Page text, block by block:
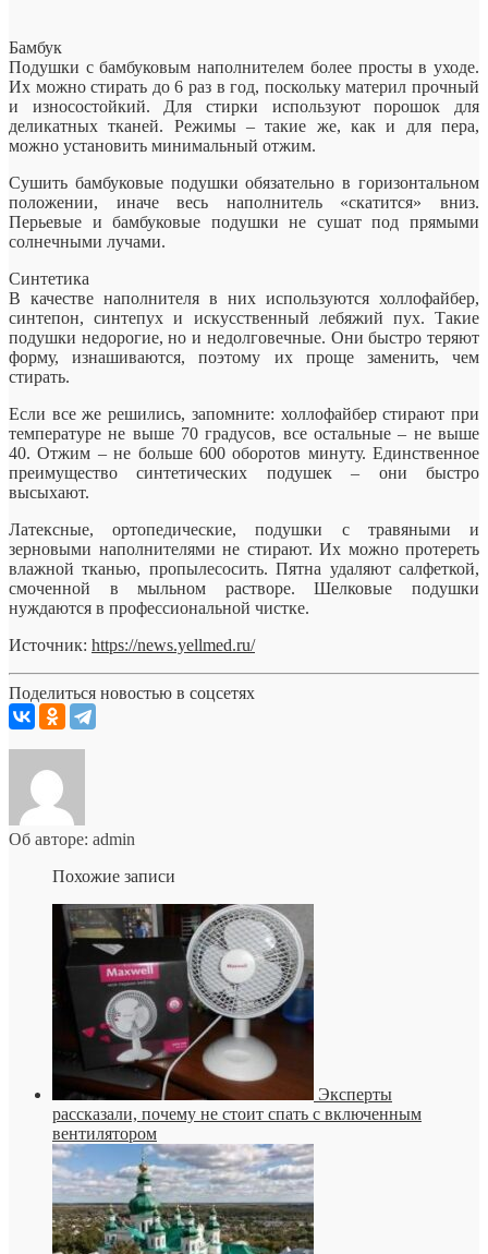
Бамбук
Подушки с бамбуковым наполнителем более просты в уходе.
Их можно стирать до 6 раз в год, поскольку материл прочный
и износостойкий. Для стирки используют порошок для
деликатных тканей. Режимы – такие же, как и для пера,
можно установить минимальный отжим.
Сушить бамбуковые подушки обязательно в горизонтальном
положении, иначе весь наполнитель «скатится» вниз.
Перьевые и бамбуковые подушки не сушат под прямыми
солнечными лучами.
Синтетика
В качестве наполнителя в них используются холлофайбер,
синтепон, синтепух и искусственный лебяжий пух. Такие
подушки недорогие, но и недолговечные. Они быстро теряют
форму, изнашиваются, поэтому их проще заменить, чем
стирать.
Если все же решились, запомните: холлофайбер стирают при
температуре не выше 70 градусов, все остальные – не выше
40. Отжим – не больше 600 оборотов минуту. Единственное
преимущество синтетических подушек – они быстро
высыхают.
Латексные, ортопедические, подушки с травяными и
зерновыми наполнителями не стирают. Их можно протереть
влажной тканью, пропылесосить. Пятна удаляют салфеткой,
смоченной в мыльном растворе. Шелковые подушки
нуждаются в профессиональной чистке.
Источник: https://news.yellmed.ru/
Поделиться новостью в соцсетях
Об авторе: admin
Похожие записи
Эксперты
рассказали, почему не стоит спать с включенным
вентилятором